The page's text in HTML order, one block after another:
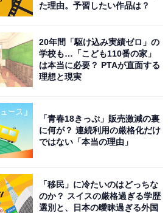
た理由。予習したい作品は？
20年間「駆け込み実績ゼロ」の
学校も…「こども110番の家」
は本当に必要？ PTAが直面する
理想と現実
「青春18きっぷ」販売激減の裏
に何が？ 連続利用の厳格化だけ
ではない「本当の理由」
「移民」に冷たいのはどっちな
のか？ スイスの厳格過ぎる学歴
選別と、日本の曖昧過ぎる外国